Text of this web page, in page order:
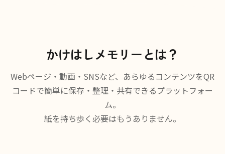
かけはしメモリーとは？
Webページ・動画・SNSなど、あらゆるコンテンツをQR
コードで簡単に保存・整理・共有できるプラットフォー
ム。
紙を持ち歩く必要はもうありません。